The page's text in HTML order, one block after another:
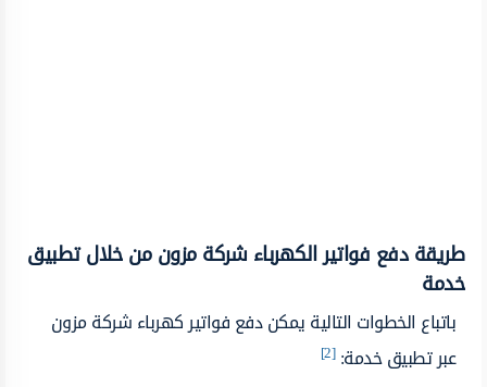
طريقة دفع فواتير الكهرباء شركة مزون من خلال تطبيق
خدمة
باتباع الخطوات التالية يمكن دفع فواتير كهرباء شركة مزون
عبر تطبيق خدمة:[2]